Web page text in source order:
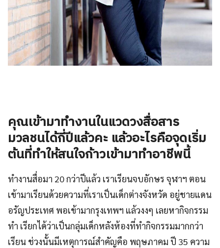
คุณเข้ามาทำงานในแวดวงสื่อสาร
มวลชนได้กี่ปีแล้วคะ แล้วอะไรคือจุดเริ่ม
ต้นที่ทำให้สนใจก้าวเข้ามาทำอาชีพนี้
ทำงานสื่อมา 20 กว่าปีแล้ว เราเรียนจบอักษร จุฬาฯ ตอน
เข้ามาเรียนด้วยความที่เราเป็นเด็กต่างจังหวัด อยู่ชายแดน
อรัญประเทศ พอเข้ามากรุงเทพฯ แล้วงงๆ เลยหากิจกรรม
ทำ เรียกได้ว่าเป็นกลุ่มเด็กหลังห้องที่ทำกิจกรรมมากกว่า
เรียน ช่วงนั้นมีเหตุการณ์สำคัญคือ พฤษภาคม ปี 35 ความ